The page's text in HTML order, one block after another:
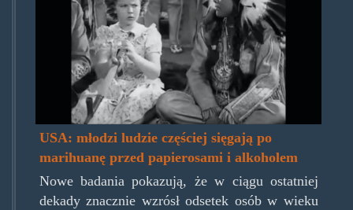
USA: młodzi ludzie częściej sięgają po
marihuanę przed papierosami i alkoholem
Nowe badania pokazują, że w ciągu ostatniej
dekady znacznie wzrósł odsetek osób w wieku